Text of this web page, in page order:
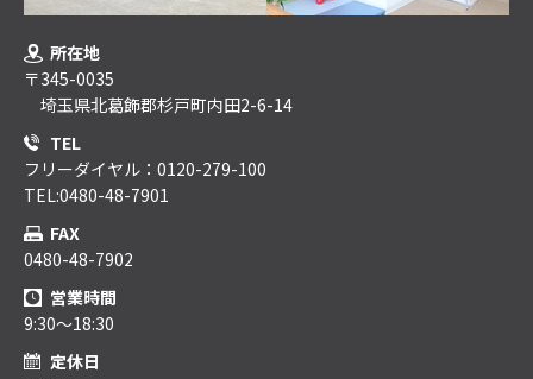
所在地
〒345-0035
埼玉県北葛飾郡杉戸町内田2-6-14
TEL
フリーダイヤル：0120-279-100
TEL:0480-48-7901
FAX
0480-48-7902
営業時間
9:30～18:30
定休日